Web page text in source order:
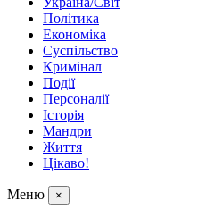
Політика
Економіка
Суспільство
Кримінал
Події
Персоналії
Історія
Мандри
Життя
Цікаво!
Меню ×